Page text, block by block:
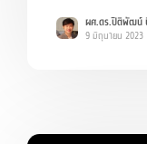
ผศ.ดร.ปิติพัฒน์
9 มิถุนายน 2023